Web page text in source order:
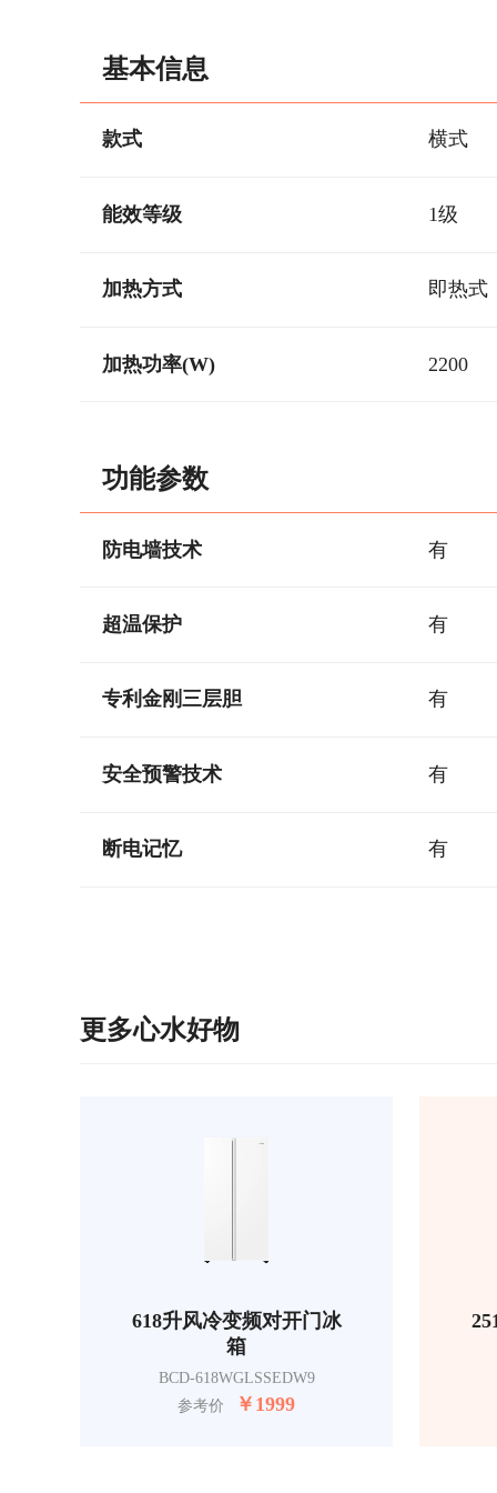
基本信息
款式 横式
能效等级 1级
加热方式 即热式
加热功率(W) 2200
功能参数
防电墙技术 有
超温保护 有
专利金刚三层胆 有
安全预警技术 有
断电记忆 有
更多心水好物
618升风冷变频对开门冰
箱
BCD-618WGLSSEDW9
参考价
￥ 1999